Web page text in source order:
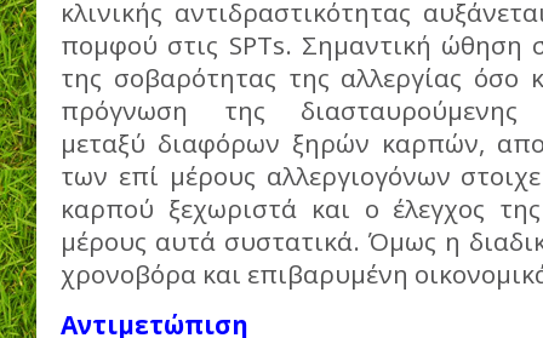
κλινικής αντιδραστικότητας
πομφού στις SPTs. Σημαντική ώθηση
της σοβαρότητας της αλλεργίας όσο
πρόγνωση της διασταυρούμενης
μεταξύ διαφόρων ξηρών καρπών,
των επί μέρους αλλεργιογόνων
καρπού ξεχωριστά και ο έλεγχος
μέρους αυτά συστατικά. Όμως η
χρονοβόρα και επιβαρυμένη
Αντιμετώπιση